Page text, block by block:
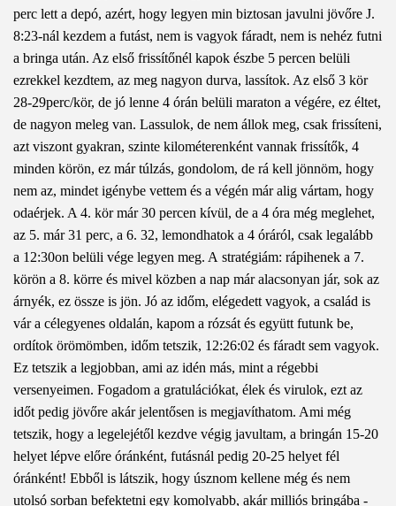
perc lett a depó, azért, hogy legyen min biztosan javulni jövőre J.
8:23-nál kezdem a futást, nem is vagyok fáradt, nem is nehéz futni
a bringa után. Az első frissítőnél kapok észbe 5 percen belüli
ezrekkel kezdtem, az meg nagyon durva, lassítok. Az első 3 kör
28-29perc/kör, de jó lenne 4 órán belüli maraton a végére, ez éltet,
de nagyon meleg van. Lassulok, de nem állok meg, csak frissíteni,
azt viszont gyakran, szinte kilométerenként vannak frissítők, 4
minden körön, ez már túlzás, gondolom, de rá kell jönnöm, hogy
nem az, mindet igénybe vettem és a végén már alig vártam, hogy
odaérjek. A 4. kör már 30 percen kívül, de a 4 óra még meglehet,
az 5. már 31 perc, a 6. 32, lemondhatok a 4 óráról, csak legalább
a 12:30on belüli vége legyen meg. A stratégiám: rápihenek a 7.
körön a 8. körre és mivel közben a nap már alacsonyan jár, sok az
árnyék, ez össze is jön. Jó az időm, elégedett vagyok, a család is
vár a célegyenes oldalán, kapom a rózsát és együtt futunk be,
ordítok örömömben, időm tetszik, 12:26:02 és fáradt sem vagyok.
Ez tetszik a legjobban, ami az idén más, mint a régebbi
versenyeimen. Fogadom a gratulációkat, élek és virulok, ezt az
időt pedig jövőre akár jelentősen is megjavíthatom. Ami még
tetszik, hogy a legelejétől kezdve végig javultam, a bringán 15-20
helyet lépve előre óránként, futásnál pedig 20-25 helyet fél
óránként! Ebből is látszik, hogy úsznom kellene még és nem
utolsó sorban befektetni egy komolyabb, akár milliós bringába -